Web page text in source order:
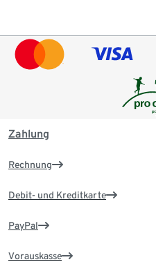
Zahlung
Rechnung
Debit- und Kreditkarte
PayPal
Vorauskasse